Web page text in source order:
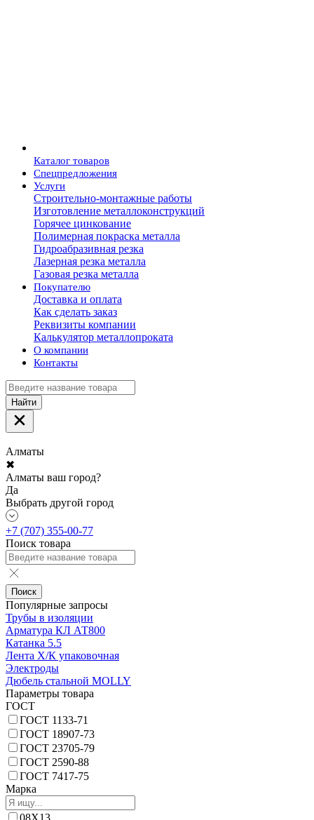
Каталог товаров
Спецпредложения
Услуги
Строительно-монтажные работы
Изготовление металлоконструкций
Горячее цинкование
Полимерная покраска металла
Гидроабразивная резка
Лазерная резка металла
Газовая резка металла
Покупателю
Доставка и оплата
Как сделать заказ
Реквизиты компании
Калькулятор металлопроката
О компании
Контакты
Найти
Алматы
✖
Алматы ваш город?
Да
Выбрать другой город
+7 (707) 355-00-77
Поиск товара
Поиск
Популярные запросы
Трубы в изоляции
Арматура КЛ АТ800
Катанка 5.5
Лента Х/К упаковочная
Электроды
Дюбель стальной MOLLY
Параметры товара
ГОСТ
ГОСТ 1133-71
ГОСТ 18907-73
ГОСТ 23705-79
ГОСТ 2590-88
ГОСТ 7417-75
Марка